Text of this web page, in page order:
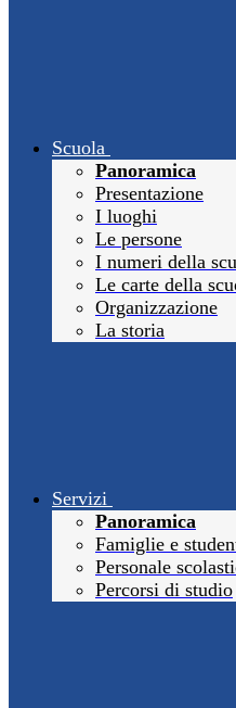
Scuola
Panoramica
Presentazione
I luoghi
Le persone
I numeri della
Le carte della
Organizzazione
La storia
Servizi
Panoramica
Famiglie e
Personale
Percorsi di studio